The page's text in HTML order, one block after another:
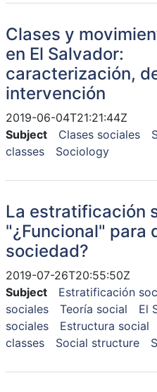
Clases y
en El Salvador:
caracterización,
intervención
2019-06-04T21:21:44Z
Subject
Clases sociales
classes
Sociology
La estratificación
"¿Funcional" para
sociedad?
2019-07-26T20:55:50Z
Subject
Estratificación
sociales
Teoría social El
sociales
Estructura social
classes
Social structure